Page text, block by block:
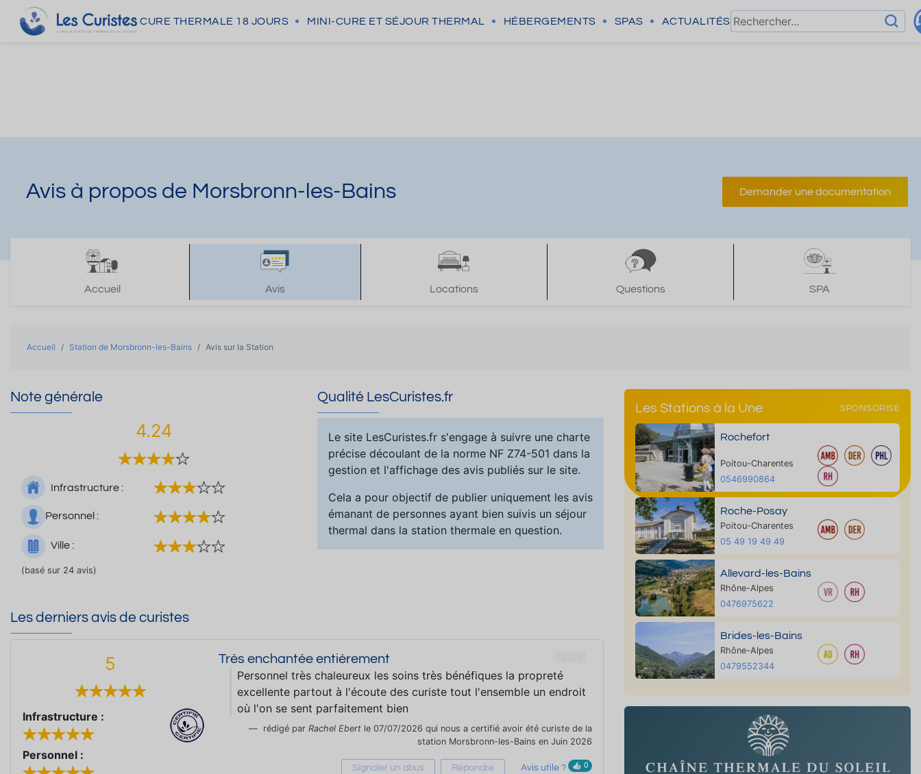
CURE THERMALE 18 JOURS MINI-CURE ET SÉJOUR THERMAL HÉBERGEMENTS SPAS ACTUALITÉS
Avis à propos de Morsbronn-les-Bains Demander une documentation
Accueil Avis Locations Questions SPA
Accueil Station de Morsbronn-les-Bains Avis sur la Station
Note générale
4.24
Infrastructure :
Personnel :
Ville :
(basé sur 24 avis)
Qualité LesCuristes.fr
Le site LesCuristes.fr s'engage à suivre une charte
précise découlant de la norme NF Z74-501 dans la
gestion et l'affichage des avis publiés sur le site.
Cela a pour objectif de publier uniquement les avis
émanant de personnes ayant bien suivis un séjour
thermal dans la station thermale en question.
Les derniers avis de curistes
5
Infrastructure :
Personnel :
Très enchantée entièrement
Personnel très chaleureux les soins très bénéfiques la propreté
excellente partout à l'écoute des curiste tout l'ensemble un endroit
où l'on se sent parfaitement bien
rédigé par Rachel Ebertle 07/07/2026 qui nous a certifié avoir été curiste de la
station Morsbronn-les-Bains en Juin 2026
Signaler un abus Répondre Avis utile ? 0
Les Stations à la Une SPONSORISÉ
Rochefort
Poitou-Charentes
0546990864
Roche-Posay
Poitou-Charentes
05 49 19 49 49
Allevard-les-Bains
Rhône-Alpes
0476975622
Brides-les-Bains
Rhône-Alpes
0479552344